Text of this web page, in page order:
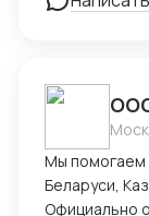
Мы помогаем легально продавать товары в России,
Беларуси,
Официально